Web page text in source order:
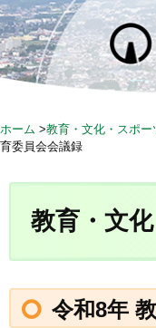
S
k
i
p
c
ホーム >教育・文化・スポー
育委員会会議録
教育・文
令和8年